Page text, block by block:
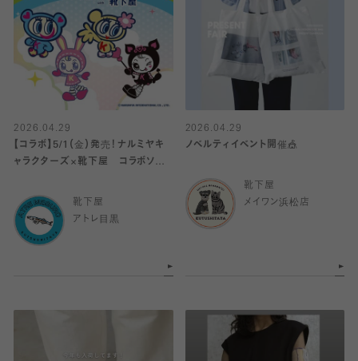
2026.04.29
【コラボ】5/1（金）発売！ナルミヤキ
ャラクターズ×靴下屋 コラボソック
靴下屋
アトレ目黒
2026.04.29
ノベルティイベント開催🎪
靴下屋
メイワン浜松店